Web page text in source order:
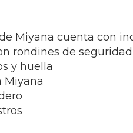
Miyana cuenta con
rondines de
y huella
Miyana